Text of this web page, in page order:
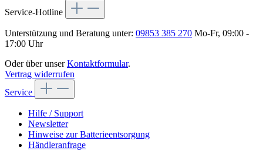
Service-Hotline
Unterstützung und Beratung unter: 09853 385 270 Mo-Fr, 09:00 -
17:00 Uhr
Oder über unserKontaktformular.
Vertrag widerrufen
Service
Hilfe / Support
Newsletter
Hinweise zur Batterieentsorgung
Händleranfrage